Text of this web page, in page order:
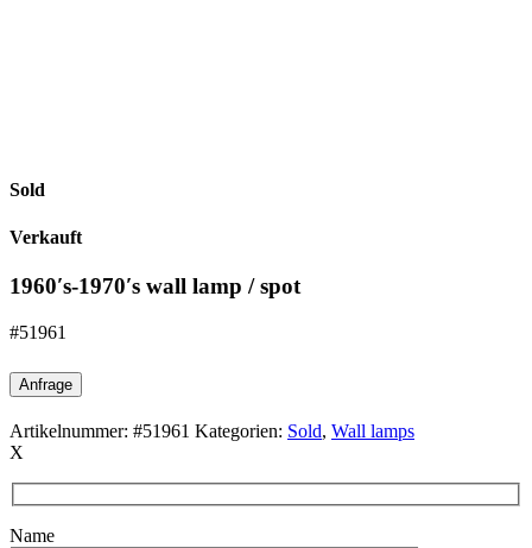
Sold
Verkauft
1960′s-1970′s wall lamp / spot
#51961
Anfrage
Artikelnummer: #51961 Kategorien: Sold, Wall lamps
X
Name